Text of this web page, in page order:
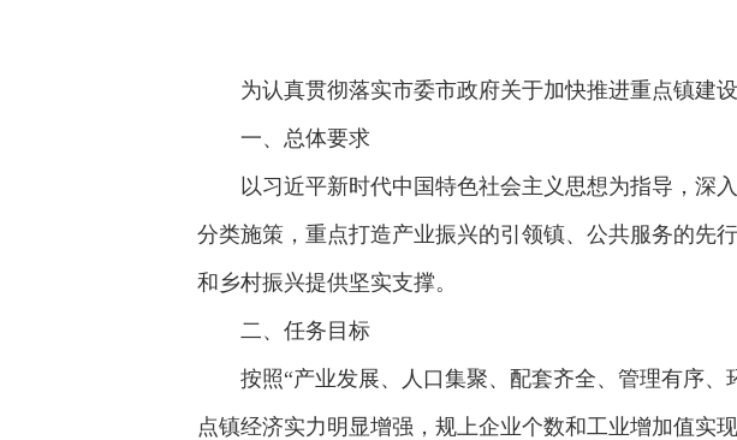
为认真贯彻落实市委市政府关于加快推进重点镇建
一、总体要求
以习近平新时代中国特色社会主义思想为指导，深
分类施策，重点打造产业振兴的引领镇、公共服务的先
和乡村振兴提供坚实支撑。
二、任务目标
按照“产业发展、人口集聚、配套齐全、管理有序
点镇经济实力明显增强，规上企业个数和工业增加值实